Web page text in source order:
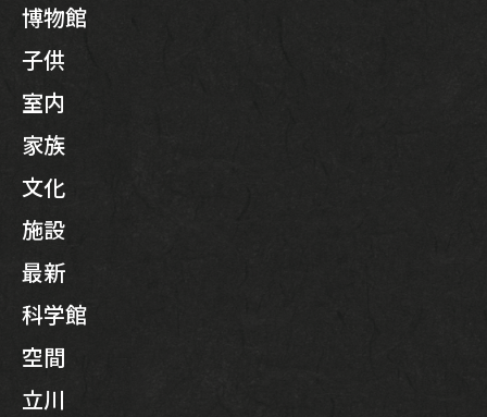
博物館
子供
室内
家族
文化
施設
最新
科学館
空間
立川